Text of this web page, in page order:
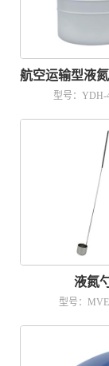
型号：YDH-
液氮
型号：